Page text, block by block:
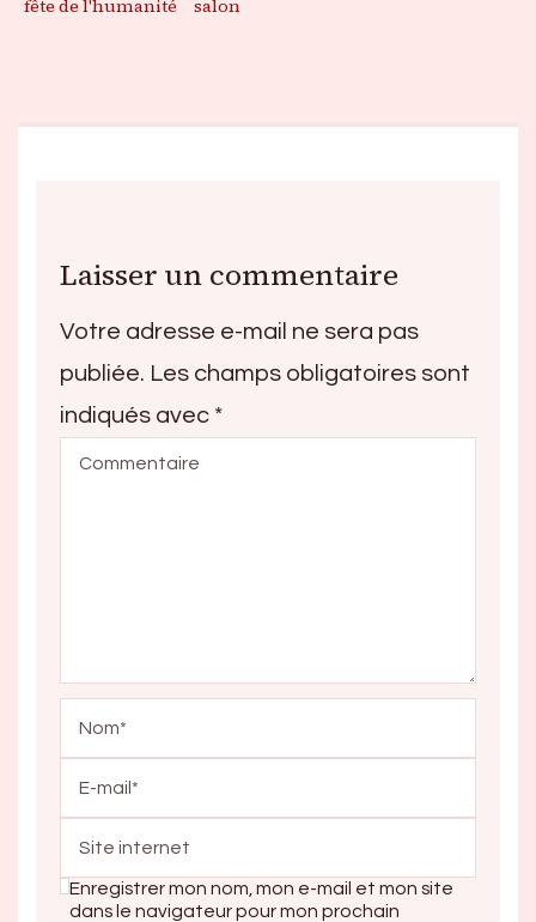
fête de l'humanité salon
Laisser un commentaire
Votre adresse e-mail ne sera pas
publiée. Les champs obligatoires sont
indiqués avec *
Enregistrer mon nom, mon e-mail et mon site
dans le navigateur pour mon prochain